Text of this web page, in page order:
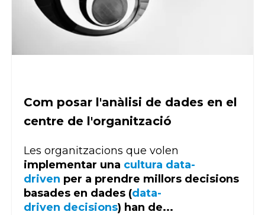
Com posar l'anàlisi de dades en el
centre de l'organització
Les organitzacions que volen
implementar una cultura data-
driven per a prendre millors decisions
basades en dades (data-
driven decisions) han de...